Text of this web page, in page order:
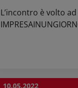
L’incontro è volto
10.05.2022